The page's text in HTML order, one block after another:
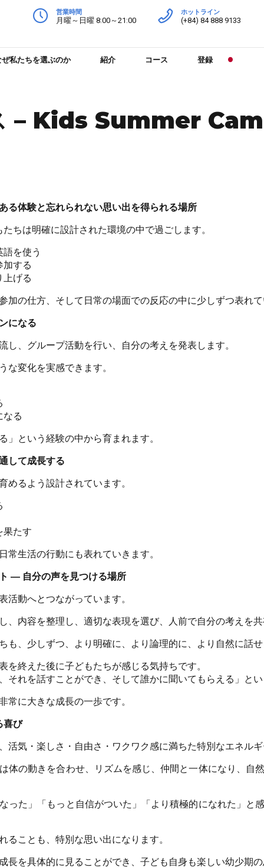
営業時間
月曜～日曜 8:00～21:00
ホットライン
(+84) 84 888 9133
ぜ私たちを選ぶのか 紹介 コース 登録
– Kids Summer
る体験と忘れられない思い出を得られる場所
ちは明確に設計された環境の中で過ごします。
を使う
加する
上げる
加の仕方、そして日常の場面での反応の中に少しずつ表れ
になる
し、グループ活動を行い、自分の考えを発表します。
な変化を実感できます。
なる
」という経験の中から育まれます。
して成長する
めるよう設計されています。
果たす
常生活の行動にも表れていきます。
― 自分の声を見つける場所
活動へとつながっています。
、内容を整理し、適切な表現を選び、人前で自分の考えを
も、少しずつ、より明確に、より論理的に、より自然に話
を終えた後に子どもたちが感じる気持ちです。
それを話すことができ、そして誰かに聞いてもらえる」と
常に大きな成長の一歩です。
喜び
活気・楽しさ・自由さ・ワクワク感に満ちた特別なエネル
体の動きを合わせ、リズムを感じ、仲間と一体になり、自
った」「もっと自信がついた」「より積極的になれた」と
ることも、特別な思い出になります。
長を具体的に見ることができ、子ども自身も楽しい幼少期